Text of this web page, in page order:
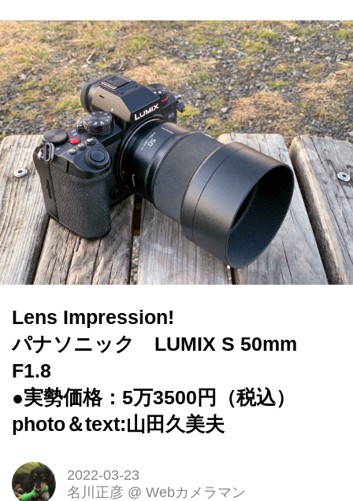
Lens Impression!
パナソニック LUMIX S 50mm
F1.8
●実勢価格：5万3500円（税込）
photo＆text:山田久美夫
2022-03-23
名川正彦 @ Webカメラマン